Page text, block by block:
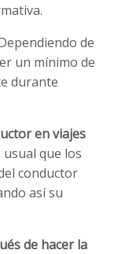
de
un mínimo de
durante
en viajes
que los
conductor
así su
de hacer la